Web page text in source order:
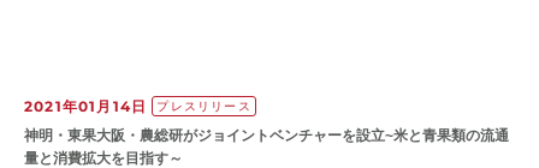
2021年01月14日 プレスリリース
神明・東果大阪・農総研がジョイントベンチャーを設立~米と青果類の流通
量と消費拡大を目指す～